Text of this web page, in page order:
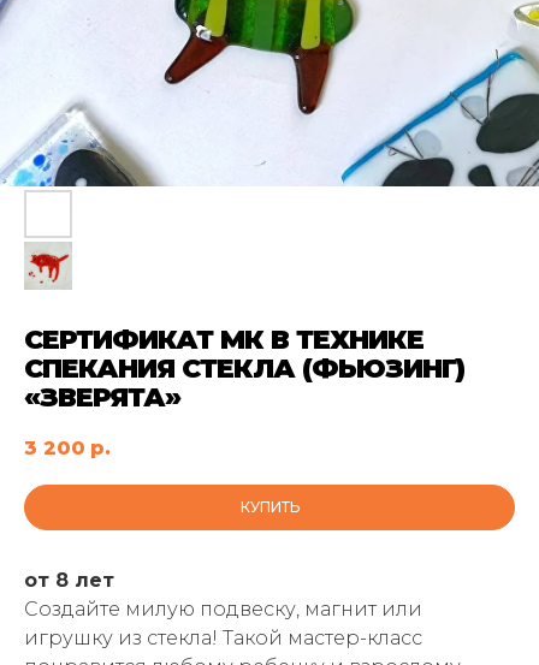
СЕРТИФИКАТ МК В ТЕХНИКЕ
СПЕКАНИЯ СТЕКЛА (ФЬЮЗИНГ)
«ЗВЕРЯТА»
3 200 р.
КУПИТЬ
от 8 лет
Создайте милую подвеску, магнит или
игрушку из стекла! Такой мастер-класс